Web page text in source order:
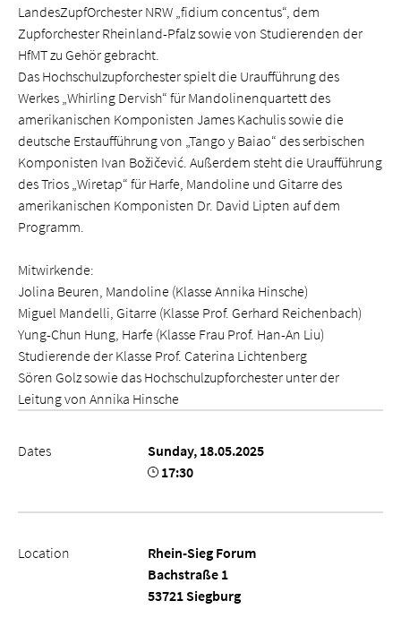
LandesZupfOrchester NRW „fidium concentus“, dem
Zupforchester Rheinland-Pfalz sowie von Studierenden der
HfMT zu Gehör gebracht.
Das Hochschulzupforchester spielt die Uraufführung des
Werkes „Whirling Dervish“ für Mandolinenquartett des
amerikanischen Komponisten James Kachulis sowie die
deutsche Erstaufführung von „Tango y Baiao“ des serbischen
Komponisten Ivan Božičević. Außerdem steht die Uraufführung
des Trios „Wiretap“ für Harfe, Mandoline und Gitarre des
amerikanischen Komponisten Dr. David Lipten auf dem
Programm.
Mitwirkende:
Jolina Beuren, Mandoline (Klasse Annika Hinsche)
Miguel Mandelli, Gitarre (Klasse Prof. Gerhard Reichenbach)
Yung-Chun Hung, Harfe (Klasse Frau Prof. Han-An Liu)
Studierende der Klasse Prof. Caterina Lichtenberg
Sören Golz sowie das Hochschulzupforchester unter der
Leitung von Annika Hinsche
Dates
Sunday, 18.05.2025
17:30
Location
Rhein-Sieg Forum
Bachstraße 1
53721 Siegburg